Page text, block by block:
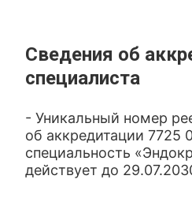
Сведения об
специалиста
- Уникальный номер
об аккредитации 7725
специальность
действует до